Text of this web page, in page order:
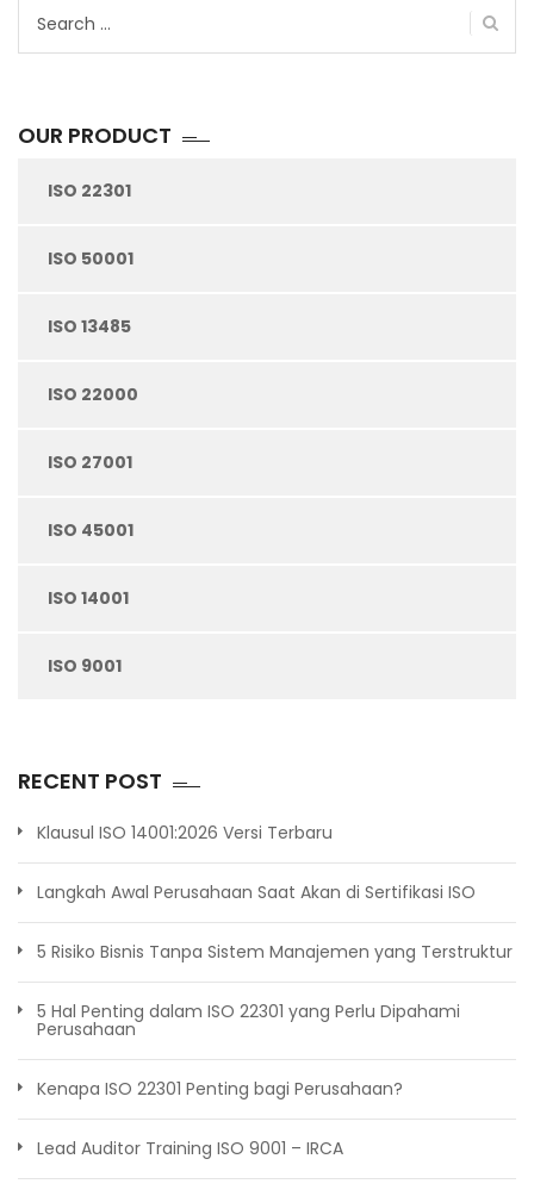
OUR PRODUCT
ISO 22301
ISO 50001
ISO 13485
ISO 22000
ISO 27001
ISO 45001
ISO 14001
ISO 9001
RECENT POST
Klausul ISO 14001:2026 Versi Terbaru
Langkah Awal Perusahaan Saat Akan di Sertifikasi ISO
5 Risiko Bisnis Tanpa Sistem Manajemen yang Terstruktur
5 Hal Penting dalam ISO 22301 yang Perlu Dipahami
Perusahaan
Kenapa ISO 22301 Penting bagi Perusahaan?
Lead Auditor Training ISO 9001 – IRCA